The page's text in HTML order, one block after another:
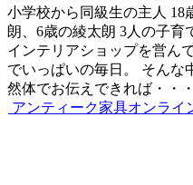
小学校から同級生の主人 18
朗、6歳の綾太朗 3人の子育
インテリアショップを営ん
でいっぱいの毎日。 そんな
然体でお伝えできれば・・
アンティーク家具オンライ